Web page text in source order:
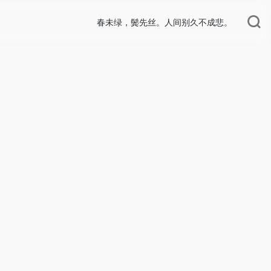
春未绿，鬓先丝。人间别久不成悲。